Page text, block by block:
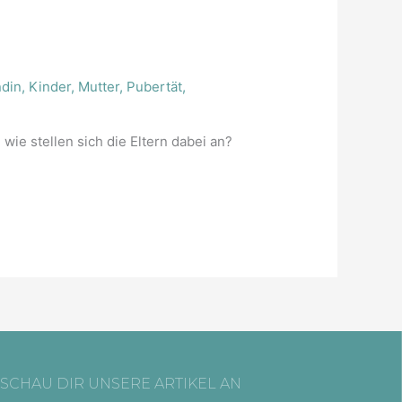
, Kinder, Mutter, Pubertät,
stellen sich die Eltern dabei an?
SCHAU DIR UNSERE ARTIKEL AN